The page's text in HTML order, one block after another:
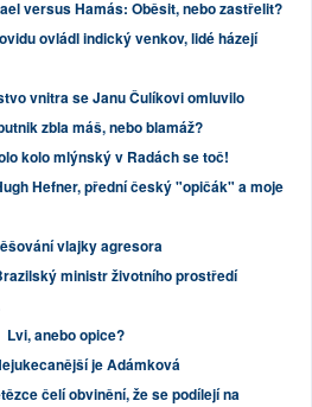
versus Hamás: Oběsit, nebo zastřelit?
ovládl indický venkov, lidé házejí
vnitra se Janu Čulíkovi omluvilo
zbla máš, nebo blamáž?
kolo mlýnský v Radách se toč!
Hefner, přední český "opičák" a moje
vlajky agresora
ministr životního prostředí
Lvi, anebo opice?
je Adámková
čelí obvinění, že se podílejí na